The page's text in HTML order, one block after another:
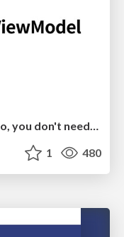
為什麼你並不需要ViewModel / No, you don't need a ViewModel
1 480